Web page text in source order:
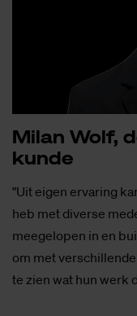
Mi­lan Wolf,
kun­de
"Uit eigen ervaring
heb met diverse
meegelopen in en
om met
te zien wat hun werk